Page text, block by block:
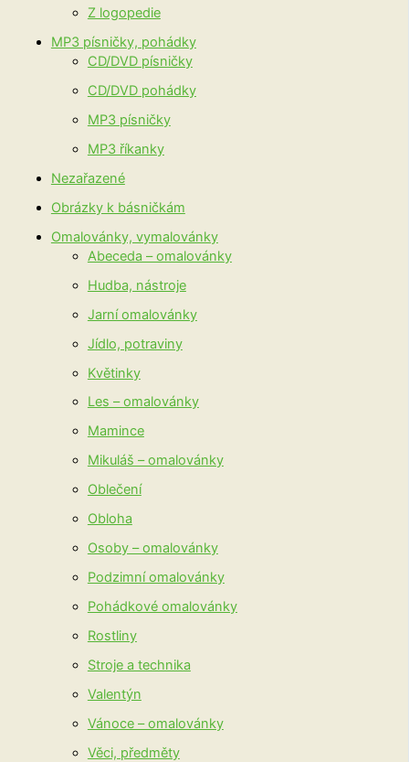
Z logopedie
MP3 písničky, pohádky
CD/DVD písničky
CD/DVD pohádky
MP3 písničky
MP3 říkanky
Nezařazené
Obrázky k básničkám
Omalovánky, vymalovánky
Abeceda – omalovánky
Hudba, nástroje
Jarní omalovánky
Jídlo, potraviny
Květinky
Les – omalovánky
Mamince
Mikuláš – omalovánky
Oblečení
Obloha
Osoby – omalovánky
Podzimní omalovánky
Pohádkové omalovánky
Rostliny
Stroje a technika
Valentýn
Vánoce – omalovánky
Věci, předměty